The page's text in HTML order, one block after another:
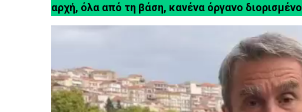
αρχή, όλα από τη βάση, κανένα όργανο διορισμένο